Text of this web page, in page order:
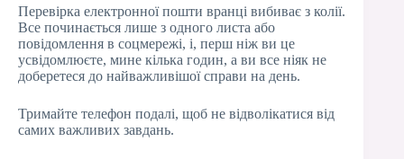
Перевірка електронної пошти вранці вибиває з колії.
Все починається лише з одного листа або
повідомлення в соцмережі, і, перш ніж ви це
усвідомлюєте, мине кілька годин, а ви все ніяк не
доберетеся до найважливішої справи на день.
Тримайте телефон подалі, щоб не відволікатися від
самих важливих завдань.